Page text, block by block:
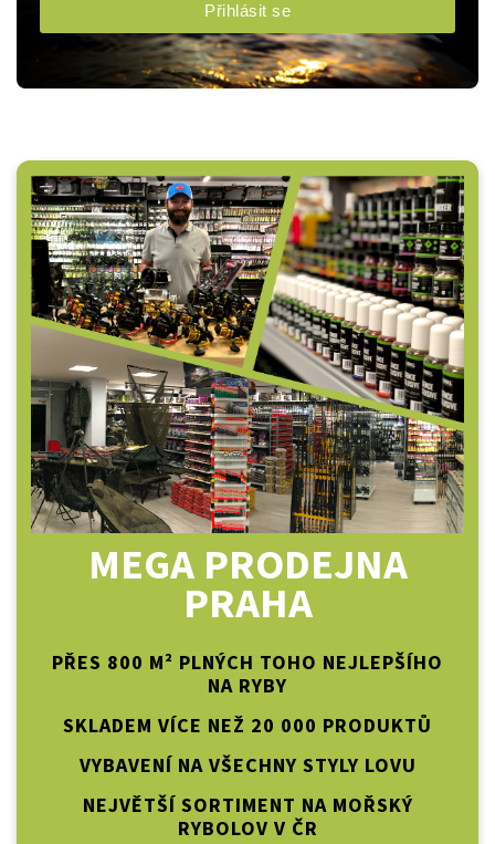
MEGA PRODEJNA
PRAHA
PŘES 800 M² PLNÝCH TOHO NEJLEPŠÍHO
NA RYBY
SKLADEM VÍCE NEŽ 20 000 PRODUKTŮ
VYBAVENÍ NA VŠECHNY STYLY LOVU
NEJVĚTŠÍ SORTIMENT NA MOŘSKÝ
RYBOLOV V ČR
Přihlásit se